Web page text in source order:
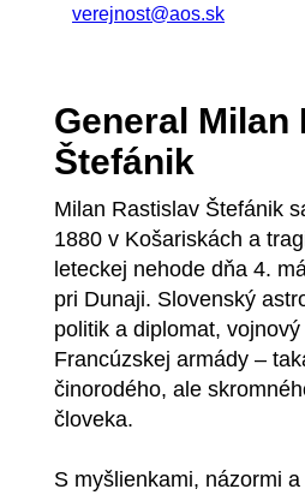
verejnost@aos.sk
General Milan
Štefánik
Milan Rastislav Štefánik
1880 v Košariskách a
leteckej nehode dňa 4.
pri Dunaji. Slovenský
politik a diplomat,
Francúzskej armády –
činorodého, ale
človeka.
S myšlienkami, názormi